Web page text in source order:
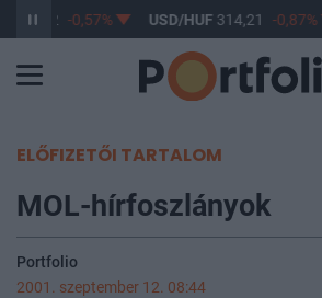
363,32 -0,57% USD/HUF 314,21 -0,87%
ELŐFIZETŐI TARTALOM
MOL-hírfoszlányok
Portfolio
2001. szeptember 12. 08:44